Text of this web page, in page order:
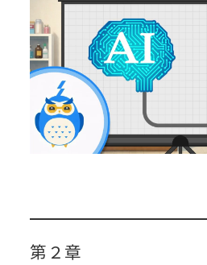
第２章